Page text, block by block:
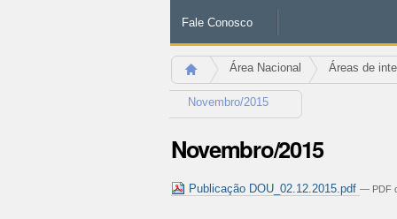
Fale Conosco
Área Nacional Áreas de
Novembro/2015
Novembro/2015
Publicação DOU_02.12.2015.pdf — PDF